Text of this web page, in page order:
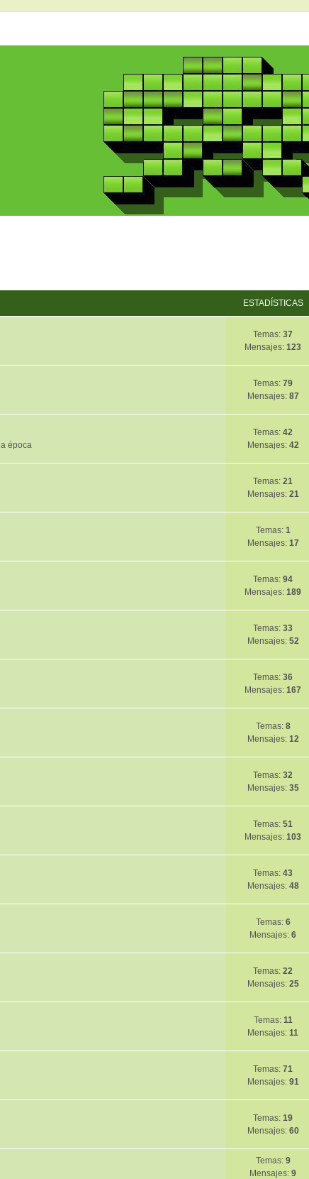
ESTADÍSTICAS
Temas: 37
Mensajes: 123
Temas: 79
Mensajes: 87
época
Temas: 42
Mensajes: 42
Temas: 21
Mensajes: 21
Temas: 1
Mensajes: 17
Temas: 94
Mensajes: 189
Temas: 33
Mensajes: 52
Temas: 36
Mensajes: 167
Temas: 8
Mensajes: 12
Temas: 32
Mensajes: 35
Temas: 51
Mensajes: 103
Temas: 43
Mensajes: 48
Temas: 6
Mensajes: 6
Temas: 22
Mensajes: 25
Temas: 11
Mensajes: 11
Temas: 71
Mensajes: 91
Temas: 19
Mensajes: 60
Temas: 9
Mensajes: 9